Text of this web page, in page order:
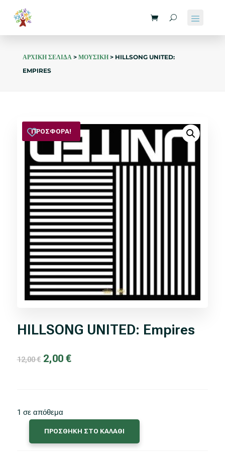
ΑΡΧΙΚΗ ΣΕΛΙΔΑ> ΜΟΥΣΙΚΗ> HILLSONG UNITED:
EMPIRES
ΠΡΟΣΦΟΡΑ!
HILLSONG UNITED: Empires
12,00€ Original
2,00 €Η
1 σε απόθεμα
ΠΡΟΣΘΗΚΗ ΣΤΟ ΚΑΛΑΘΙ